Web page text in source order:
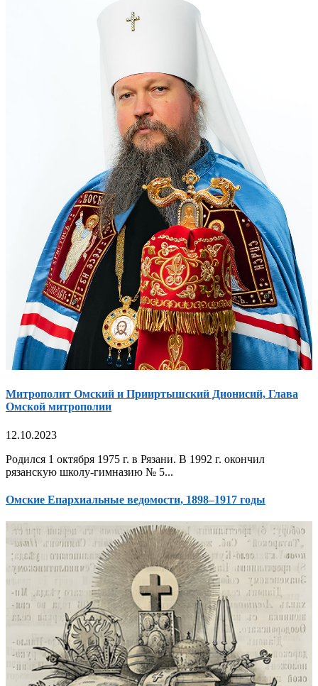
Митрополит Омский и Прииртышский Дионисий, Глава
Омской митрополии
12.10.2023
Родился 1 октября 1975 г. в Рязани. В 1992 г. окончил
рязанскую школу-гимназию № 5...
Омские Епархиальные ведомости, 1898–1917 годы